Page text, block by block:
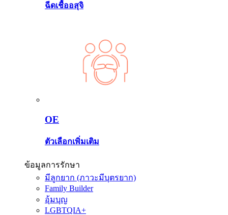
ฉีดเชื้ออสุจิ
OE
ตัวเลือกเพิ่มเติม
ข้อมูลการรักษา
มีลูกยาก (ภาวะมีบุตรยาก)
Family Builder
อุ้มบุญ
LGBTQIA+